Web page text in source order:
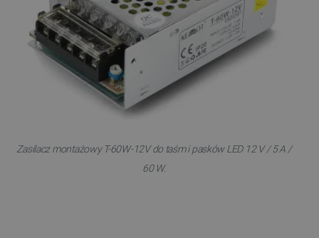
Zasilacz montażowy T-60W-12V do taśm i pasków LED 12 V / 5 A /
60 W.